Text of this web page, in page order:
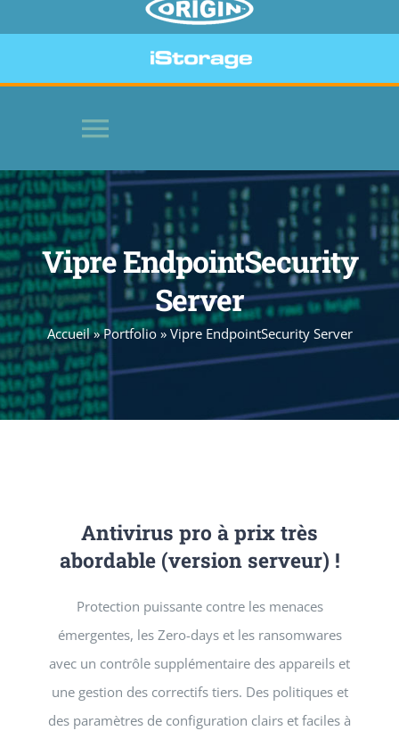
Toggle
Navigation
HOME
LOGICIELS
PÉRIPHÉRIQUES SÉCURISÉS
SITE WEB
CONTACT
Vipre EndpointSecurity
Server
Accueil»Portfolio»Vipre EndpointSecurity Server
Antivirus pro à prix très
abordable (version serveur) !
Protection puissante contre les menaces
émergentes, les Zero-days et les ransomwares
avec un contrôle supplémentaire des appareils et
une gestion des correctifs tiers. Des politiques et
des paramètres de configuration clairs et faciles à